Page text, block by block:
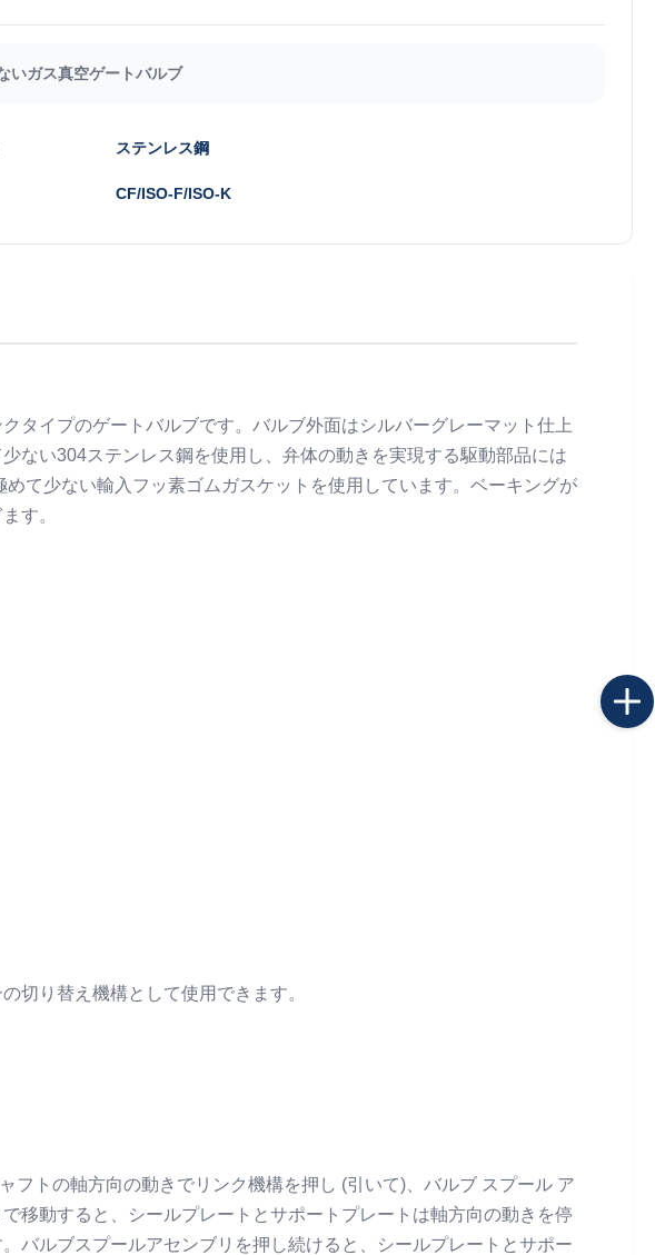
いガス真空ゲートバルブ
ステンレス鋼
CF/ISO-F/ISO-K
タイプのゲートバルブです。バルブ外面はシルバーグレーマット仕上
ない304ステンレス鋼を使用し、弁体の動きを実現する駆動部品には
て少ない輸入フッ素ゴムガスケットを使用しています。ベーキングが
す。
切り替え機構として使用できます。
トの軸方向の動きでリンク機構を押し (引いて)、バルブ スプール ア
移動すると、シールプレートとサポートプレートは軸方向の動きを停
バルブスプールアセンブリを押し続けると、シールプレートとサポー